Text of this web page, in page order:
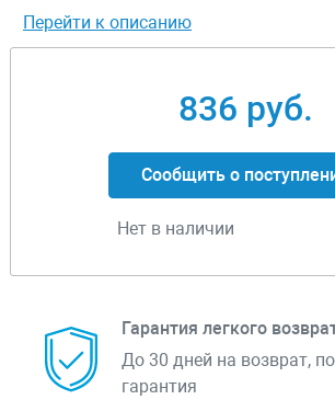
Перейти к описанию
836 руб.
Сообщить о
Нет в наличии
Гарантия легкого
До 30 дней на возврат,
гарантия